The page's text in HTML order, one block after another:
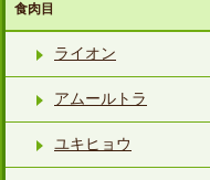
食肉目
ライオン
アムールトラ
ユキヒョウ